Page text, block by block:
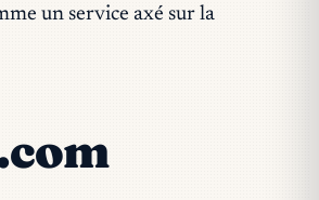
un service axé sur la